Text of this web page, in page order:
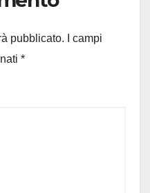
pubblicato.
I campi
*